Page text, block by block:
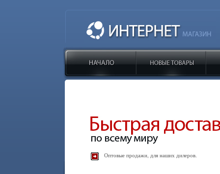
Оптовые продажи, для наших дилеров.